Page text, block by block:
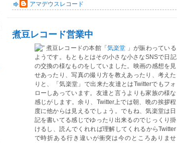
アマデウスレコード
煮豆レコード営業中
煮豆レコードの本館「 気楽堂 」が賑わっている
ようです。もともとはその小さな小さなSNSで日記
の交換の様なものをしていました。映画の感想を見
せあったり、写真の撮り方を教えあったり、考えた
りと、「気楽堂」で出来た友達とはTwitterでもフォ
ローしあっています。友達と言うよりも家族の様な
感じがします。余り、Twitter上では朝、晩の挨拶程
度に他からは見えるでしょう。でもね、気楽堂は日
記を書いてる感じでゆったり出来るのでじっくり掛
けるし、読んでくれれば理解してくれるからTwitter
で時折ある行き違いが衝突は今のところありませ